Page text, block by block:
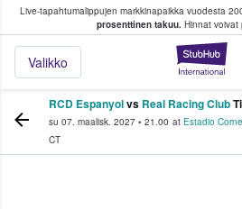
Live-tapahtumalippujen markkinapaikka vuodesta
prosenttinen takuu. Hinnat voivat
Valikko
fanit ostavat ja myyvät
RCD Espanyolvs Real Racing Club
su 07. maalisk. 2027 • 21.00 at Estadio
CT